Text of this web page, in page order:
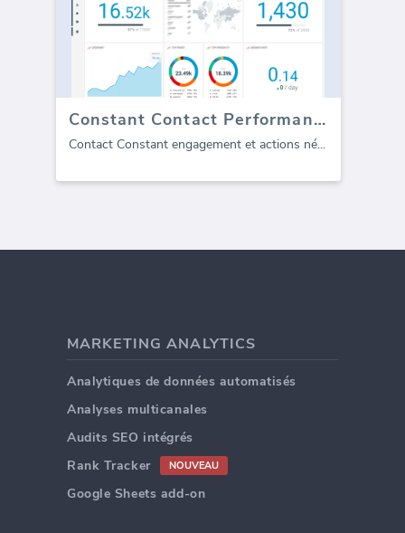
Constant Contact Performance
Contact Constant engagement et actions né...
MARKETING ANALYTICS
Analytiques de données automatisés
Analyses multicanales
Audits SEO intégrés
Rank Tracker
NOUVEAU
Google Sheets add-on